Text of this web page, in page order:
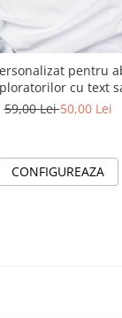
pentru
cu text sau poze
ABS1033
59,00 Lei50,00 Lei
CONFIGUREAZA